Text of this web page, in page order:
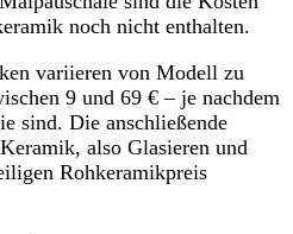
noch nicht enthalten.
variieren von Modell zu
9 und 69 € – je nachdem
sind. Die anschließende
also Glasieren und
Rohkeramikpreis